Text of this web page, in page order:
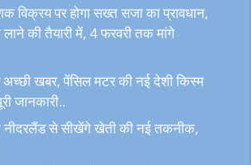
विक्रय पर होगा सख्त सजा का प्रावधान,
की तैयारी में, 4 फरवरी तक मांगे
अच्छी खबर, पेंसिल मटर की नई देशी किस्म
जानकारी..
नीदरलैंड से सीखेंगे खेती की नई तकनीक,